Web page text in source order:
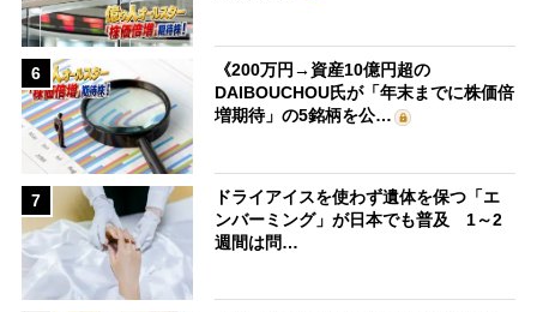
6
《200万円→資産10億円超の
DAIBOUCHOU氏が「年末までに株価倍
増期待」の5銘柄を公…
7
ドライアイスを使わず遺体を保つ「エ
ンバーミング」が日本でも普及 1～2
週間は問…